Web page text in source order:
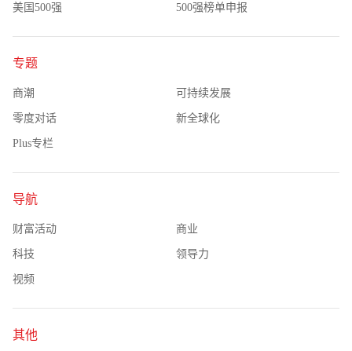
美国500强 500强榜单申报
专题
商潮 可持续发展
零度对话 新全球化
Plus专栏
导航
财富活动 商业
科技 领导力
视频
其他